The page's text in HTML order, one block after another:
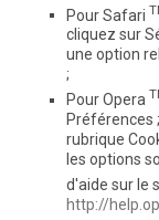
Pour Safari
cliquez sur
une option
;
Pour Opera
Préférences
rubrique
les options
d'aide sur le
http://